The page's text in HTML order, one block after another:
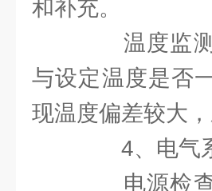
和补充。
温度监测
与设定温度是否
现温度偏差较大
4、电气
电源检查